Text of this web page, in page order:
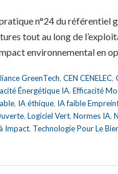
n°24 du référentiel
tout au long de
environnemental en
GreenTech, CEN CENELEC,
Énergétique IA, Efficacité
, IA éthique, IA faible
, Logiciel Vert, Normes IA,
Impact, Technologie Pour Le